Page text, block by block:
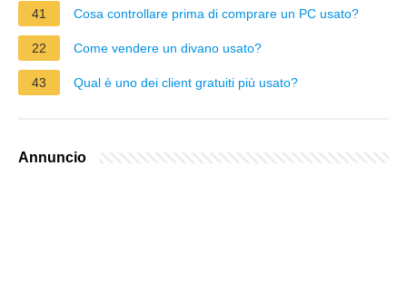
41 Cosa controllare prima di comprare un PC usato?
22 Come vendere un divano usato?
43 Qual è uno dei client gratuiti più usato?
Annuncio